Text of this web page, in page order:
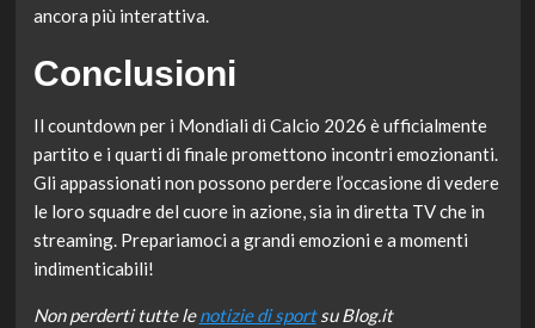
ancora più interattiva.
Conclusioni
Il countdown per i Mondiali di Calcio 2026 è ufficialmente
partito e i quarti di finale promettono incontri emozionanti.
Gli appassionati non possono perdere l’occasione di vedere
le loro squadre del cuore in azione, sia in diretta TV che in
streaming. Prepariamoci a grandi emozioni e a momenti
indimenticabili!
Non perderti tutte lenotizie di sportsu Blog.it